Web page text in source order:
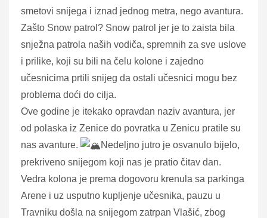
smetovi snijega i iznad jednog metra, nego avantura.
Zašto Snow patrol? Snow patrol jer je to zaista bila
snježna patrola naših vodiča, spremnih za sve uslove
i prilike, koji su bili na čelu kolone i zajedno
učesnicima prtili snijeg da ostali učesnici mogu bez
problema doći do cilja.
Ove godine je itekako opravdan naziv avantura, jer
od polaska iz Zenice do povratka u Zenicu pratile su
nas avanture.
Nedeljno jutro je osvanulo bijelo,
prekriveno snijegom koji nas je pratio čitav dan.
Vedra kolona je prema dogovoru krenula sa parkinga
Arene i uz usputno kupljenje učesnika, pauzu u
Travniku došla na snijegom zatrpan Vlašić, zbog